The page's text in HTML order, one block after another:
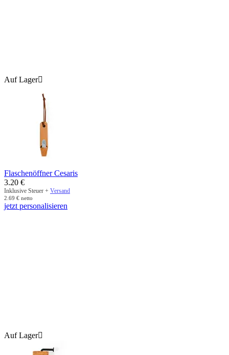
Auf Lager
Flaschenöffner Cesaris
3.20 €
Inklusive Steuer + Versand
2.69 € netto
jetzt personalisieren
Auf Lager